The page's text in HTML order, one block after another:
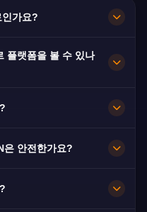
가요?
로 이용할 수 있습니
플랫폼을 볼 수 있나
수 있습니다.
드가 10Gbps로 운영
로 자동 전환됩니
안전한가요?
노로그 정책으로 이